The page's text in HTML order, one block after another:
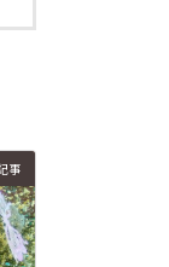
事